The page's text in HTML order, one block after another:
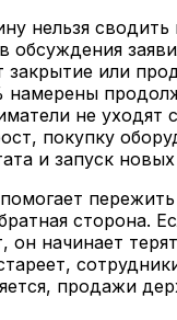
нельзя сводить
обсуждения
закрытие или
намерены
не уходят
покупку
и запуск
сторона.
он начинает
продажи